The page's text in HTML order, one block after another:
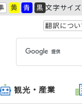
黄 青 黒 文字サイズ
翻訳につ
観光・産業